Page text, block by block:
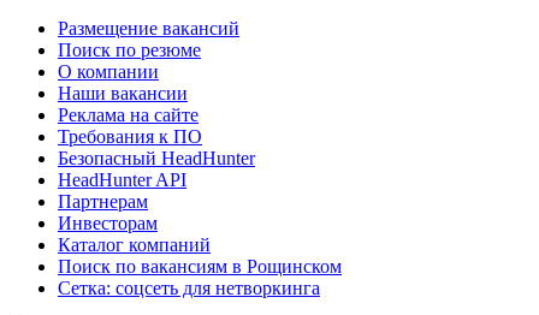
Размещение вакансий
Поиск по резюме
О компании
Наши вакансии
Реклама на сайте
Требования к ПО
Безопасный HeadHunter
HeadHunter API
Партнерам
Инвесторам
Каталог компаний
Поиск по вакансиям в Рощинском
Сетка: соцсеть для нетворкинга